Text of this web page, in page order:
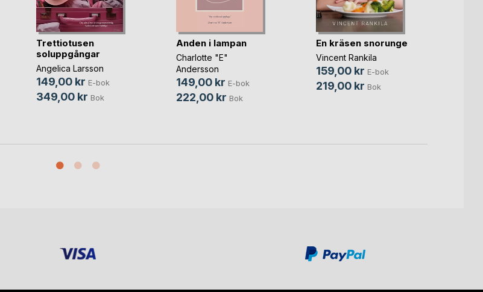
Trettiotusen
soluppgångar
Angelica Larsson
149,00 kr E-bok
349,00 kr Bok
Anden i lampan
Charlotte "E"
Andersson
149,00 kr E-bok
222,00 kr Bok
En kräsen snorunge
Vincent Rankila
159,00 kr E-bok
219,00 kr Bok